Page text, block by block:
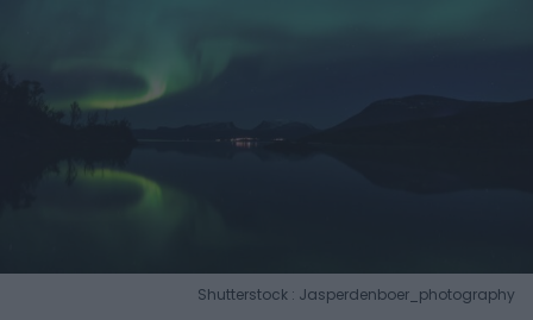
Shutterstock : Jasperdenboer_photography